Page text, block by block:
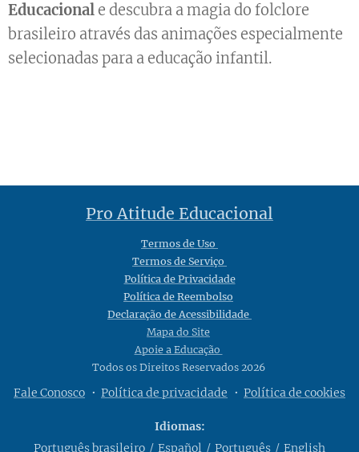
Educacional e descubra a magia do folclore
brasileiro através das animações especialmente
selecionadas para a educação infantil.
Pro Atitude Educacional
Termos de Uso
Termos de Serviço
Política de Privacidade
Política de Reembolso
Declaração de Acessibilidade
Mapa do Site
Apoie a Educação
Todos os Direitos Reservados 2026
Fale Conosco Política de privacidade Política de cookies
Idiomas
Português brasileiro
Español Português English